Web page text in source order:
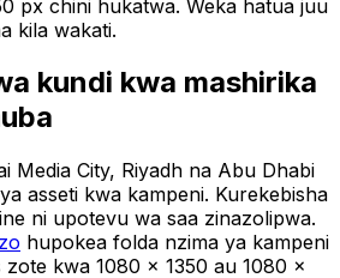
px chini hukatwa. Weka hatua juu
kila wakati.
kundi kwa mashirika
Media City, Riyadh na Abu Dhabi
asseti kwa kampeni. Kurekebisha
ni upotevu wa saa zinazolipwa.
hupokea folda nzima ya kampeni
kwa 1080 × 1350 au 1080 ×